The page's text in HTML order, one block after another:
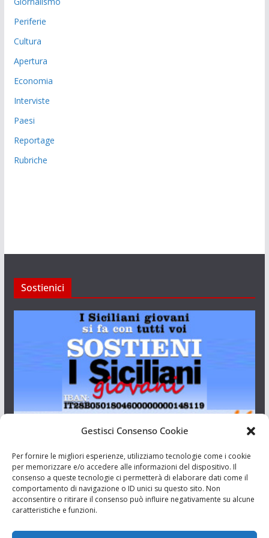
Gestisci Consenso Cookie
Per fornire le migliori esperienze, utilizziamo tecnologie come i cookie
per memorizzare e/o accedere alle informazioni del dispositivo. Il
consenso a queste tecnologie ci permetterà di elaborare dati come il
comportamento di navigazione o ID unici su questo sito. Non
acconsentire o ritirare il consenso può influire negativamente su alcune
caratteristiche e funzioni.
Periferie
Cultura
Apertura
Economia
Interviste
Paesi
Reportage
Rubriche
Sostienici
Aut. del tribunale di Catania n.23/2011 del 20/09/2011 Dir.
Resp. Riccardo Orioles.